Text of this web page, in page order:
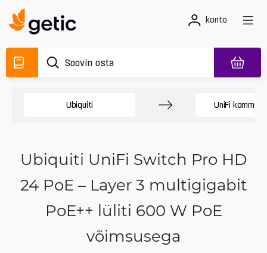
konto
Ubiquiti UniFi
Ubiquiti UniFi Switch Pro HD
24 PoE – Layer 3 multigigabit
PoE++ lüliti 600 W PoE
võimsusega